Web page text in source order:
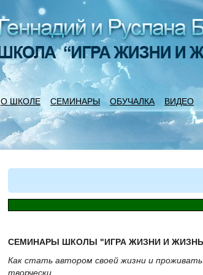
О ШКОЛЕ СЕМИНАРЫ ОБУЧАЛКА ВИДЕО
СЕМИНАРЫ ШКОЛЫ "ИГРА ЖИЗНИ И ЖИЗНЬ
Как стать автором своей жизни и
творчески...